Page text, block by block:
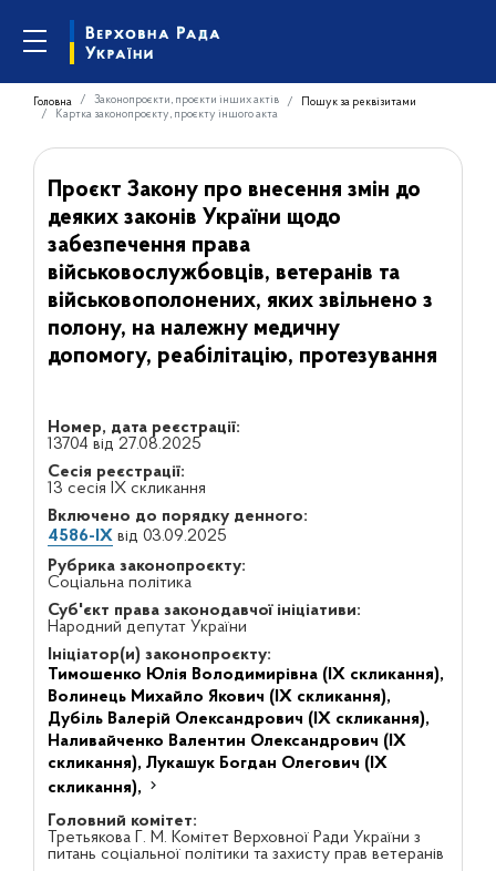
Головна Законопроєкти, проєкти інших актів
Пошук за реквізитами
Картка законопроєкту, проєкту іншого акта
Проєкт Закону про внесення змін до
деяких законів України щодо
забезпечення права
військовослужбовців, ветеранів та
військовополонених, яких звільнено з
полону, на належну медичну
допомогу, реабілітацію, протезування
Номер, дата реєстрації:
13704 від 27.08.2025
Сесія реєстрації:
13 сесія IX скликання
Включено до порядку денного:
4586-IXвід 03.09.2025
Рубрика законопроєкту:
Соціальна політика
Суб'єкт права законодавчої ініціативи:
Народний депутат України
Ініціатор(и) законопроєкту:
Тимошенко Юлія Володимирівна (IX скликання),
Волинець Михайло Якович (IX скликання),
Дубіль Валерій Олександрович (IX скликання),
Наливайченко Валентин Олександрович (IX
скликання), Лукашук Богдан Олегович (IX
скликання),
Головний комітет:
Третьякова Г. М. Комітет Верховної Ради України з
питань соціальної політики та захисту прав ветеранів